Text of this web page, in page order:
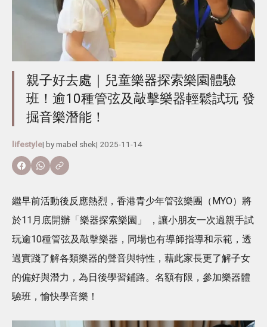
親子好去處｜兒童樂器探索樂園體驗
班！逾10種管弦及敲擊樂器輕鬆試玩 發
掘音樂潛能！
lifestyle| bymabel shek| 2025-11-14
繼早前活動後反應熱烈，香港青少年管弦樂團（MYO）將
於11月底開辦「樂器探索樂園」 ，讓小朋友一次過親手試
玩逾10種管弦及敲擊樂器，同場也有導師指導和示範，透
過實踐了解各類樂器的聲音與特性，藉此家長更了解子女
的偏好與潛力，為日後學習鋪路。名額有限，參加樂器體
驗班，愉快學音樂！